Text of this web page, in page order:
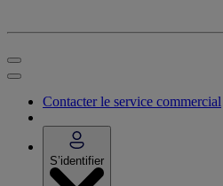
Contacter le service commercial
S’identifier